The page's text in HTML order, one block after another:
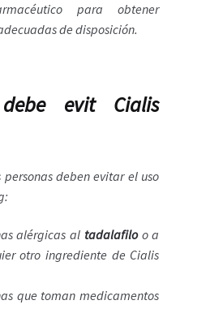
para obtener
de disposición.
evit Cialis
personas deben evitar el uso
alérgicas al tadalafiloo a
otro ingrediente de Cialis
que toman medicamentos